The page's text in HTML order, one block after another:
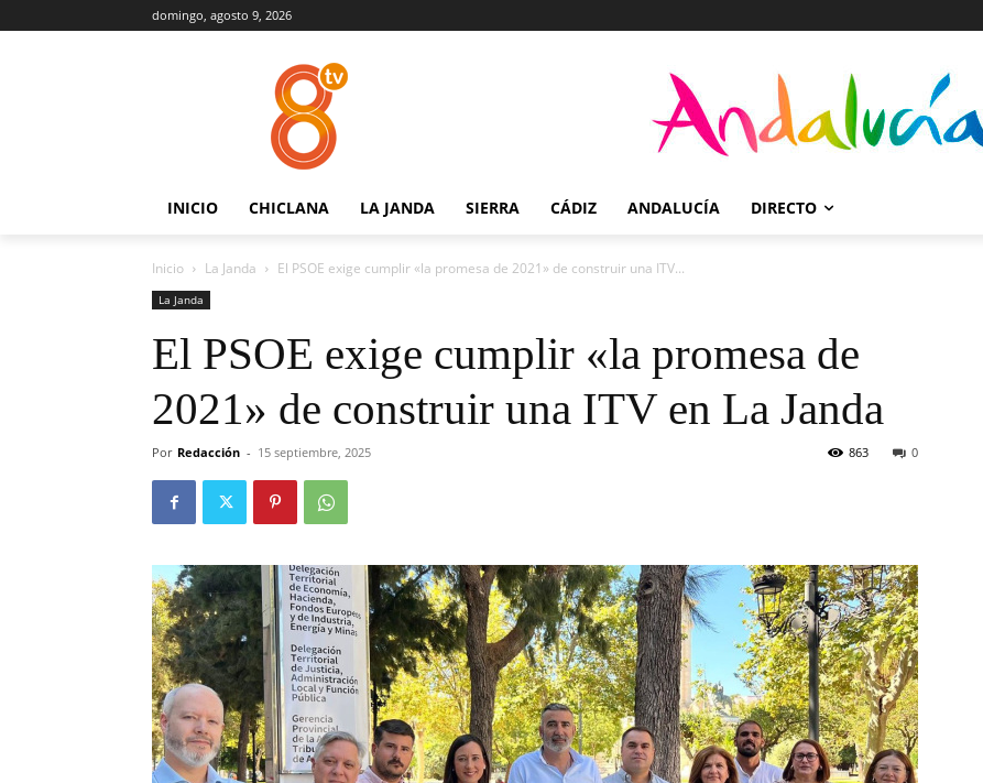
domingo, agosto 9, 2026
INICIO CHICLANA LA JANDA SIERRA CÁDIZ ANDALUCÍA DIRECTO
Inicio La Janda El PSOE exige cumplir «la promesa de 2021» de construir una ITV...
La Janda
El PSOE exige cumplir «la promesa de
2021» de construir una ITV en La Janda
Por Redacción - 15 septiembre, 2025 0
863